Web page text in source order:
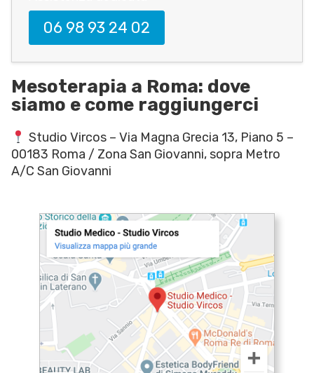
06 98 93 24 02
Mesoterapia a Roma: dove
siamo e come raggiungerci
Studio Vircos – Via Magna Grecia 13, Piano 5 –
00183 Roma / Zona San Giovanni, sopra Metro
A/C San Giovanni